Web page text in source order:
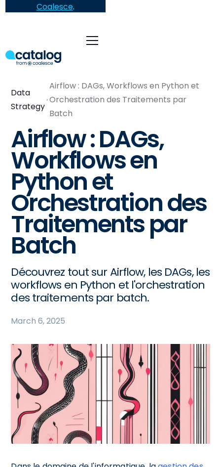
Coalesce.
Data
Strategy
Airflow : DAGs, Workflows en Python et
Orchestration des Traitements par
Batch
Airflow : DAGs,
Workflows en
Python et
Orchestration des
Traitements par
Batch
Découvrez tout sur Airflow, les DAGs, les
workflows en Python et l'orchestration
des traitements par batch.
March 6, 2025